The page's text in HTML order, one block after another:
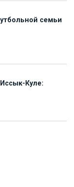
семьи
Куле: